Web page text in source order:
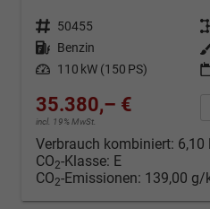
Fahrzeugnr. 50455
Kraftstoff Benzin
Leistung 110 kW (150 PS)
35.380,– €
incl. 19% MwSt.
Verbrauch kombiniert: 6,10
CO2-Klasse: E
CO2-Emissionen: 139,00 g/